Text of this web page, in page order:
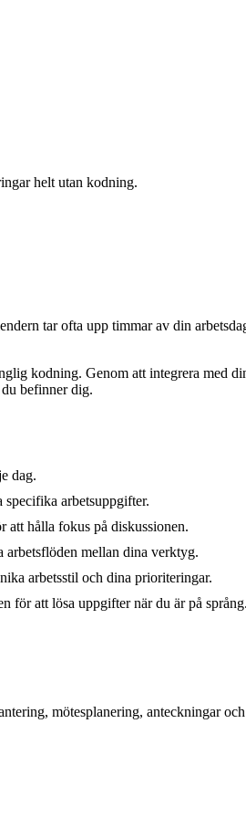
helt utan kodning.
tar ofta upp timmar av din
kodning. Genom att integrera med
befinner dig.
dag.
specifika arbetsuppgifter.
att hålla fokus på diskussionen.
arbetsflöden mellan dina verktyg.
arbetsstil och dina prioriteringar.
för att lösa uppgifter när du är på språng.
mötesplanering, anteckningar